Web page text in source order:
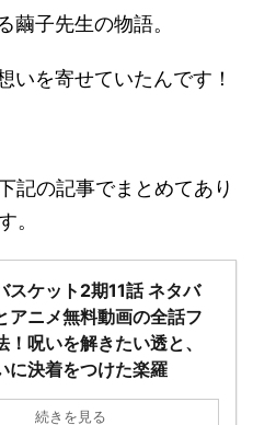
繭子先生の物語。
いを寄せていたんです！
記の記事でまとめてあり
。
スケット2期11話 ネタバ
アニメ無料動画の全話フ
！呪いを解きたい透と、
に決着をつけた楽羅
続きを見る